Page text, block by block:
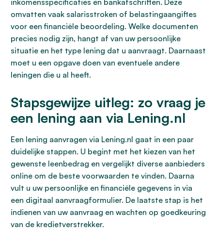
inkomensspecificaties en bankafschriften. Deze
omvatten vaak salarisstroken of belastingaangiftes
voor een financiële beoordeling. Welke documenten
precies nodig zijn, hangt af van uw persoonlijke
situatie en het type lening dat u aanvraagt. Daarnaast
moet u een opgave doen van eventuele andere
leningen die u al heeft.
Stapsgewijze uitleg: zo vraag je
een lening aan via Lening.nl
Een lening aanvragen via Lening.nl gaat in een paar
duidelijke stappen. U begint met het kiezen van het
gewenste leenbedrag en vergelijkt diverse aanbieders
online om de beste voorwaarden te vinden. Daarna
vult u uw persoonlijke en financiële gegevens in via
een digitaal aanvraagformulier. De laatste stap is het
indienen van uw aanvraag en wachten op goedkeuring
van de kredietverstrekker.